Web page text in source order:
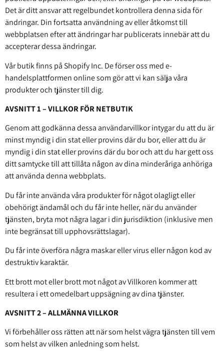
Det är ditt ansvar att regelbundet kontrollera denna sida för
ändringar. Din fortsatta användning av eller åtkomst till
webbplatsen efter att ändringar har publicerats innebär att du
accepterar dessa ändringar.
Vår butik finns på Shopify Inc. De förser oss med e-
handelsplattformen online som gör att vi kan sälja våra
produkter och tjänster till dig.
AVSNITT 1 – VILLKOR FÖR NETBUTIK
Genom att godkänna dessa användarvillkor intygar du att du är
minst myndig i din stat eller provins där du bor, eller att du är
myndig i din stat eller provins där du bor och att du har gett oss
ditt samtycke till att tillåta någon av dina minderåriga anhöriga
att använda denna webbplats.
Du får inte använda våra produkter för något olagligt eller
obehörigt ändamål och du får inte heller, när du använder
tjänsten, bryta mot några lagar i din jurisdiktion (inklusive men
inte begränsat till upphovsrättslagar).
Du får inte överföra några maskar eller virus eller någon kod av
destruktiv karaktär.
Ett brott mot eller brott mot något av Villkoren kommer att
resultera i ett omedelbart uppsägning av dina tjänster.
AVSNITT 2 – ALLMÄNNA VILLKOR
Vi förbehåller oss rätten att när som helst vägra tjänsten till vem
som helst av vilken anledning som helst.